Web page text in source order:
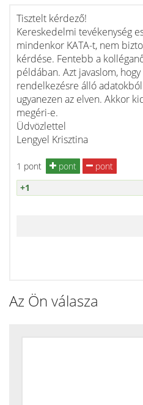
Tisztelt kérdező!
Kereskedelmi tevékenység
mindenkor KATA-t, nem
kérdése. Fentebb a
példában. Azt javaslom,
rendelkezésre álló
ugyanezen az elven. Akkor
megéri-e.
Üdvözlettel
Lengyel Krisztina
1 pont pont
pont
+1
Az Ön válasza